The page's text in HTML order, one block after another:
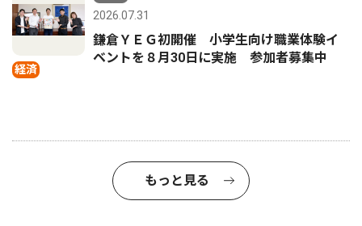
経済
2026.07.31
鎌倉ＹＥＧ初開催 小学生向け職業体験イ
ベントを８月30日に実施 参加者募集中
もっと見る